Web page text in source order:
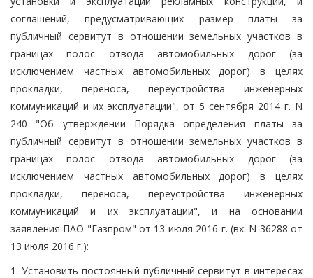
соглашений, предусматривающих размер платы за
публичный сервитут в отношении земельных участков в
границах полос отвода автомобильных дорог (за
исключением частных автомобильных дорог) в целях
прокладки, переноса, переустройства инженерных
коммуникаций и их эксплуатации", от 5 сентября 2014 г. N
240 "Об утверждении Порядка определения платы за
публичный сервитут в отношении земельных участков в
границах полос отвода автомобильных дорог (за
исключением частных автомобильных дорог) в целях
прокладки, переноса, переустройства инженерных
коммуникаций и их эксплуатации", и на основании
заявления ПАО "Газпром" от 13 июля 2016 г. (вх. N 36288 от
13 июля 2016 г.):
1. Установить постоянный публичный сервитут в интересах